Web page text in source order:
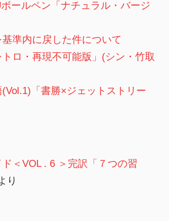
ールペン「ナチュラル・バージ
準内に戻した件について
トロ・再現不可能版」(シン・竹取
「書勝×ジェットストリー
＜VOL . 6 ＞完訳「７つの習
り